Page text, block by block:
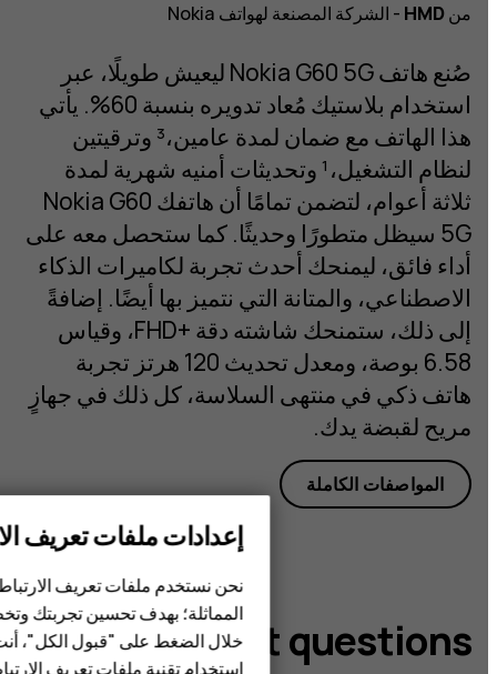
الهواتف المميزة
HMD Terra M
منHMD- الشركة المصنعة لهواتف Nokia
صُنع هاتف Nokia G60 5G ليعيش طويلًا، عبر
استخدام بلاستيك مُعاد تدويره بنسبة 60%. يأتي
هذا الهاتف مع ضمان لمدة عامين،³ وترقيتين
لنظام التشغيل،¹ وتحديثات أمنيه شهرية لمدة
ثلاثة أعوام، لتضمن تمامًا أن هاتفك Nokia G60
5G سيظل متطورًا وحديثًا. كما ستحصل معه على
أداء فائق، ليمنحك أحدث تجربة لكاميرات الذكاء
الاصطناعي، والمتانة التي نتميز بها أيضًا. إضافةً
إلى ذلك، ستمنحك شاشته دقة +FHD، وقياس
6.58 بوصة، ومعدل تحديث 120 هرتز تجربة
هاتف ذكي في منتهى السلاسة، كل ذلك في جهازٍ
مريح لقبضة يدك.
المواصفات الكاملة
Got questions?
إعدادات ملفات تعريف
نحن نستخدم ملفات تعريف الارتباط
المماثلة؛ بهدف تحسين تجربتك
خلال الضغط على "قبول الكل"،
استخدام تقنية ملفات تعريف